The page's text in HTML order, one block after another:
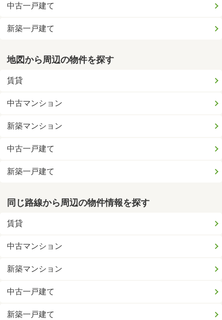
中古一戸建て
新築一戸建て
地図から周辺の物件を探す
賃貸
中古マンション
新築マンション
中古一戸建て
新築一戸建て
同じ路線から周辺の物件情報を探す
賃貸
中古マンション
新築マンション
中古一戸建て
新築一戸建て